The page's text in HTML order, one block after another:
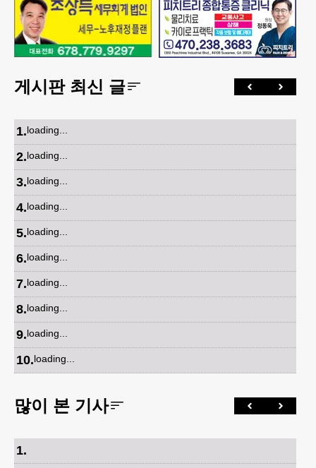
게시판 최신 글
1.loading...
2.loading...
3.loading...
4.loading...
5.loading...
6.loading...
7.loading...
8.loading...
9.loading...
10.loading...
많이 본 기사
1.